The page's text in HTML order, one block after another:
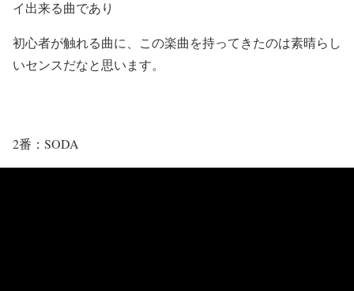
イ出来る曲であり
初心者が触れる曲に、この楽曲を持ってきたのは素晴らし
いセンスだなと思います。
2番：SODA